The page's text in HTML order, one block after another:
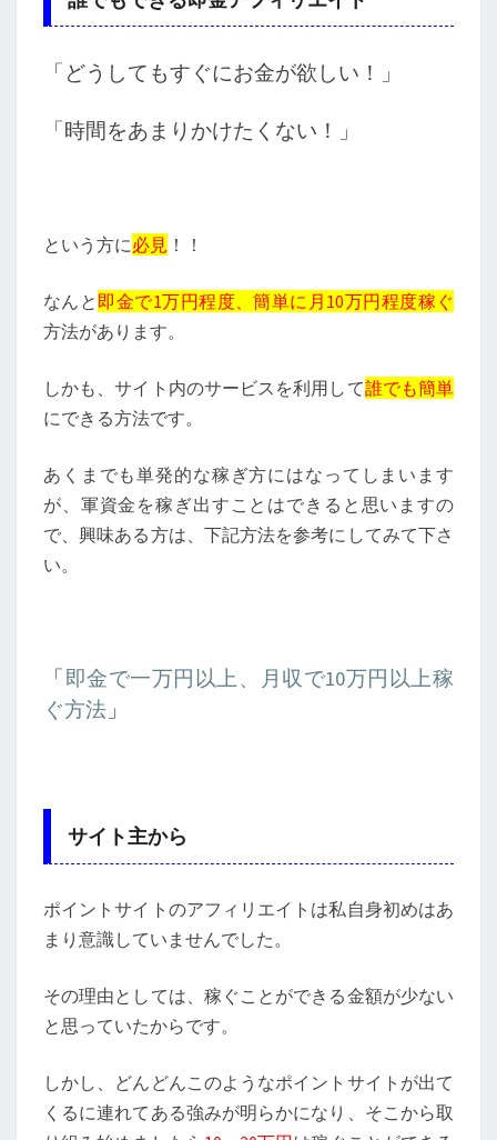
「どうしてもすぐにお金が欲しい！」
「時間をあまりかけたくない！」
という方に必見 ！！
なんと 即金で1万円程度、簡単に月10万円程度稼ぐ
方法があります。
しかも、サイト内のサービスを利用して誰でも簡単
にできる方法です。
あくまでも単発的な稼ぎ方にはなってしまいます
が、軍資金を稼ぎ出すことはできると思いますの
で、興味ある方は、下記方法を参考にしてみて下さ
い。
「即金で一万円以上、月収で10万円以上稼
ぐ方法 」
サイト主から
ポイントサイトのアフィリエイトは私自身初めはあ
まり意識していませんでした。
その理由としては、稼ぐことができる金額が少ない
と思っていたからです。
しかし、どんどんこのようなポイントサイトが出て
くるに連れてある強みが明らかになり、そこから取